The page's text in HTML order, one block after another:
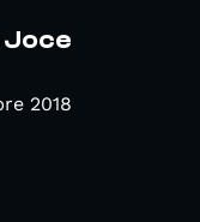
Joce
2018